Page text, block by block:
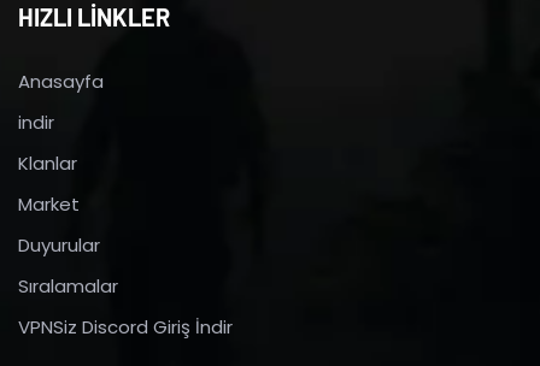
HIZLI LİNKLER
Anasayfa
indir
Klanlar
Market
Duyurular
Sıralamalar
VPNSiz Discord Giriş İndir